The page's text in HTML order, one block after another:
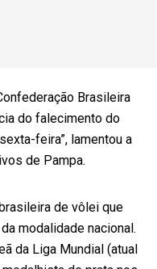
Brasileira
do falecimento do
feira”, lamentou a
de Pampa.
de vôlei que
modalidade nacional.
da Liga Mundial (atual